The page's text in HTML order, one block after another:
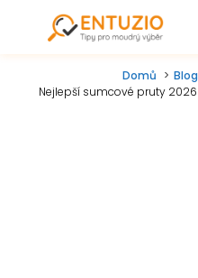
Domů Blog
Nejlepší sumcové pruty